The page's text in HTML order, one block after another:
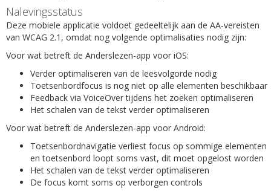
Nalevingsstatus
Deze mobiele applicatie voldoet gedeeltelijk aan de AA-vereisten
van WCAG 2.1, omdat nog volgende optimalisaties nodig zijn:
Voor wat betreft de Anderslezen-app voor iOS:
Verder optimaliseren van de leesvolgorde nodig
Toetsenbordfocus is nog niet op alle elementen beschikbaar
Feedback via VoiceOver tijdens het zoeken optimaliseren
Het schalen van de tekst verder optimaliseren
Voor wat betreft de Anderslezen-app voor Android:
Toetsenbordnavigatie verliest focus op sommige elementen
en toetsenbord loopt soms vast, dit moet opgelost worden
Het schalen van de tekst verder optimaliseren
De focus komt soms op verborgen controls